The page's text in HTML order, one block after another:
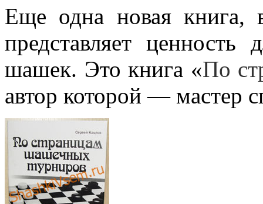
Еще одна новая книга,
представляет
шашек. Это книга «По
автор которой — мастер